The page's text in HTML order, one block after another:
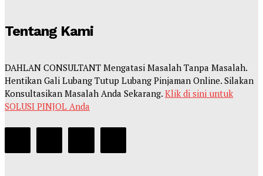
Tentang Kami
DAHLAN CONSULTANT Mengatasi Masalah Tanpa Masalah.
Hentikan Gali Lubang Tutup Lubang Pinjaman Online. Silakan
Konsultasikan Masalah Anda Sekarang. Klik di sini untuk
SOLUSI PINJOL Anda